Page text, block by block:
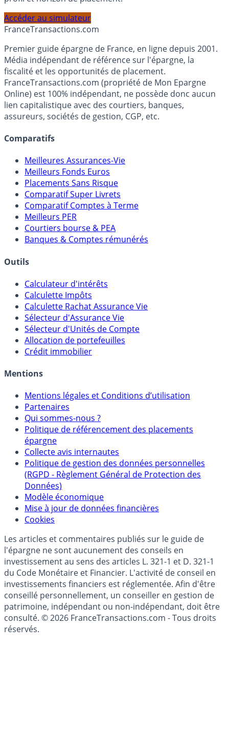
profil et horizon de placement.
FranceTransactions.com
Premier guide épargne de France, en ligne depuis 2001.
Média indépendant de référence sur l'épargne, la
fiscalité et les opportunités de placement.
FranceTransactions.com (propriété de Mon Epargne
Online) est 100% indépendant, ne possède donc aucun
assureurs, sociétés de gestion, CGP, etc.
Comparatifs
Meilleures Assurances-Vie
Meilleurs Fonds Euros
Placements Sans Risque
Comparatif Super Livrets
Comparatif Comptes à Terme
Meilleurs PER
Banques & Comptes rémunérés
Outils
Calculateur d'intérêts
Calculette Impôts
Calculette Rachat Assurance Vie
Sélecteur d'Assurance Vie
Sélecteur d'Unités de Compte
Crédit immobilier
Mentions
Mentions légales et Conditions d’utilisation
Partenaires
Qui sommes-nous ?
Politique de référencement des placements
épargne
Collecte avis internautes
Politique de gestion des données personnelles
(RGPD - Règlement Général de Protection des
Données)
Modèle économique
Cookies
Les articles et commentaires publiés sur le guide de
l'épargne ne sont aucunement des conseils en
investissement au sens des articles L. 321-1 et D. 321-1
du Code Monétaire et Financier. L'activité de conseil en
investissements financiers est réglementée. Afin d'être
conseillé personnellement, un conseiller en gestion de
patrimoine, indépendant ou non-indépendant, doit être